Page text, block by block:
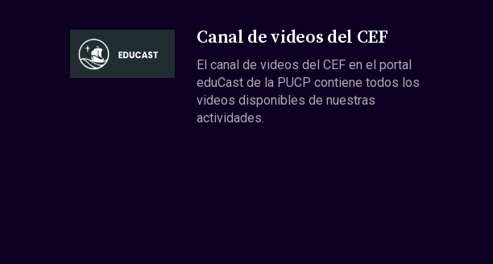
Canal de videos del CEF
El canal de videos del CEF en el portal
eduCast de la PUCP contiene todos los
videos disponibles de nuestras
actividades.